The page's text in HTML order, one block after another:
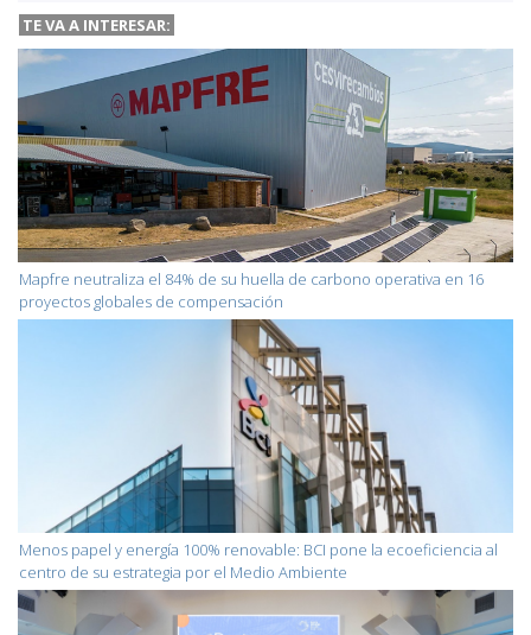
TE VA A INTERESAR:
Mapfre neutraliza el 84% de su huella de carbono operativa en 16
proyectos globales de compensación
Menos papel y energía 100% renovable: BCI pone la ecoeficiencia al
centro de su estrategia por el Medio Ambiente